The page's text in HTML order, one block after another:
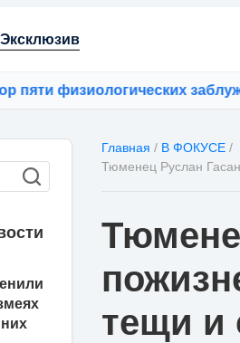
Эксклюзив
физиологических
Главная / В ФОКУСЕ /
Тюменец Руслан
тещи и